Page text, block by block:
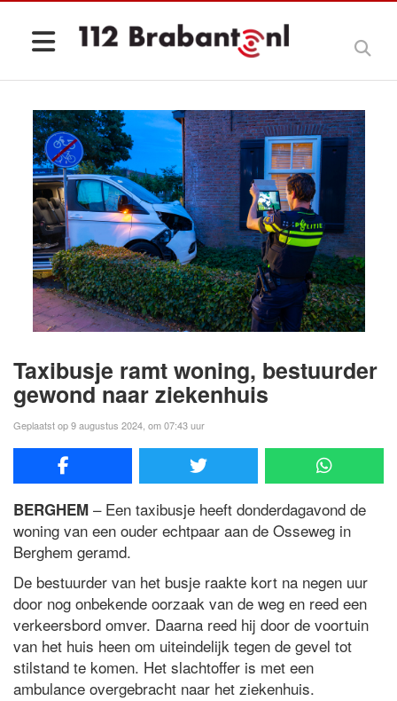
Taxibusje ramt woning, bestuurder
gewond naar ziekenhuis
Geplaatst op 9 augustus 2024, om 07:43 uur
BERGHEM – Een taxibusje heeft donderdagavond de
woning van een ouder echtpaar aan de Osseweg in
Berghem geramd.
De bestuurder van het busje raakte kort na negen uur
door nog onbekende oorzaak van de weg en reed een
verkeersbord omver. Daarna reed hij door de voortuin
van het huis heen om uiteindelijk tegen de gevel tot
stilstand te komen. Het slachtoffer is met een
ambulance overgebracht naar het ziekenhuis.